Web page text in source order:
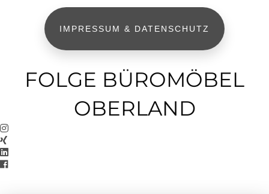
IMPRESSUM & DATENSCHUTZ
FOLGE BÜROMÖBEL
OBERLAND